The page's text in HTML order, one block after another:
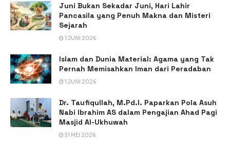
Juni Bukan Sekadar Juni, Hari Lahir
Pancasila yang Penuh Makna dan Misteri
Sejarah
1 JUNI 2026
Islam dan Dunia Material: Agama yang Tak
Pernah Memisahkan Iman dari Peradaban
1 JUNI 2026
Dr. Taufiqullah, M.Pd.I. Paparkan Pola Asuh
Nabi Ibrahim AS dalam Pengajian Ahad Pagi
Masjid Al-Ukhuwah
31 MEI 2026